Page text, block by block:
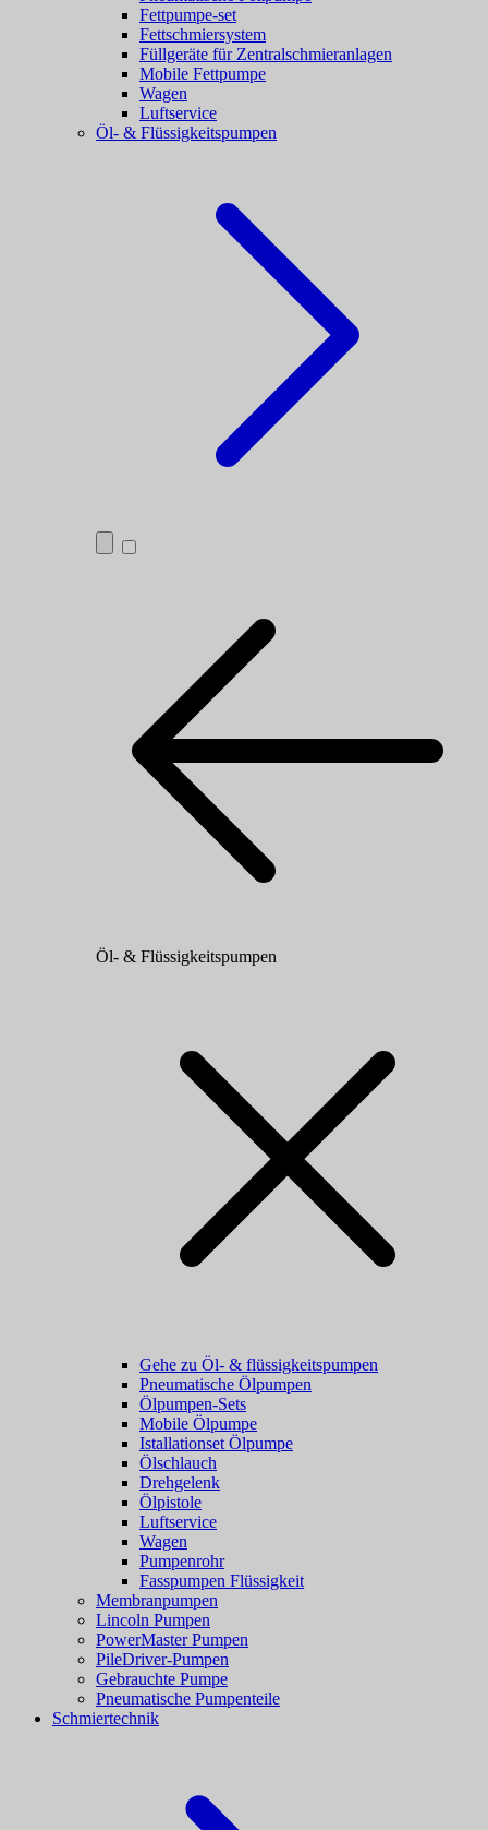
Fettpumpe-set
Fettschmiersystem
Füllgeräte für Zentralschmieranlagen
Mobile Fettpumpe
Wagen
Luftservice
Öl- & Flüssigkeitspumpen
Öl- & Flüssigkeitspumpen
Gehe zu Öl- & flüssigkeitspumpen
Pneumatische Ölpumpen
Ölpumpen-Sets
Mobile Ölpumpe
Istallationset Ölpumpe
Ölschlauch
Drehgelenk
Ölpistole
Luftservice
Wagen
Pumpenrohr
Fasspumpen Flüssigkeit
Membranpumpen
Lincoln Pumpen
PowerMaster Pumpen
PileDriver-Pumpen
Gebrauchte Pumpe
Pneumatische Pumpenteile
Schmiertechnik